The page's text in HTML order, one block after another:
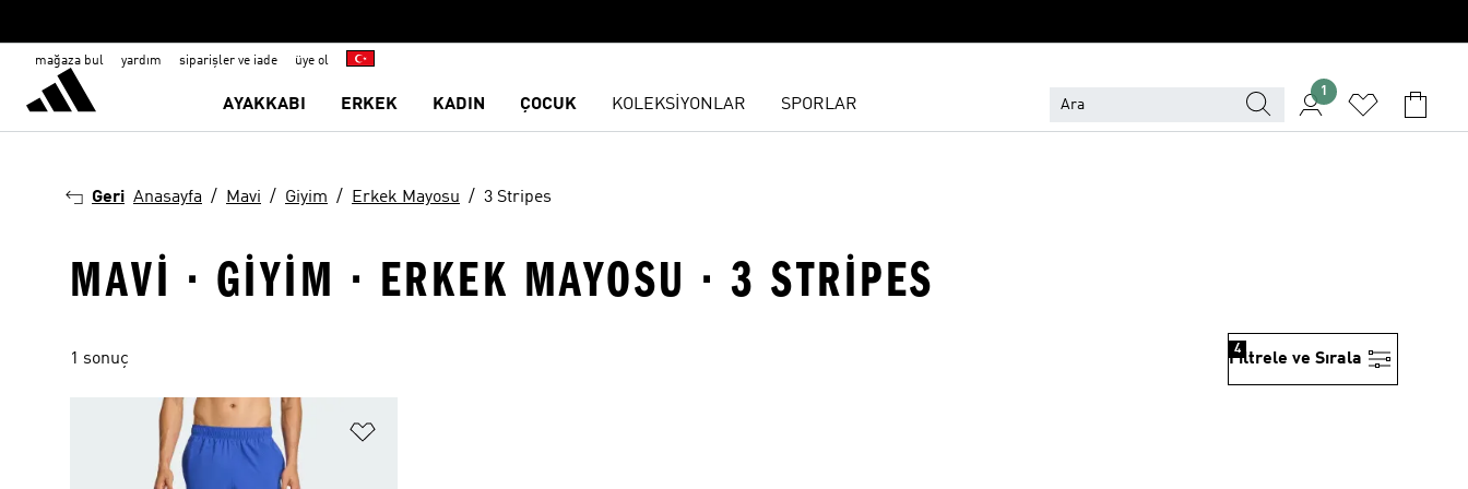
mağaza bul yardım siparişler ve iade üye ol
AYAKKABI ERKEK KADIN ÇOCUK KOLEKSİYONLAR SPORLAR
1
Geri Anasayfa Mavi Giyim Erkek Mayosu 3 Stripes
MAVI · GIYIM · ERKEK MAYOSU · 3 STRIPES
1 sonuç Filtrele ve Sırala
4